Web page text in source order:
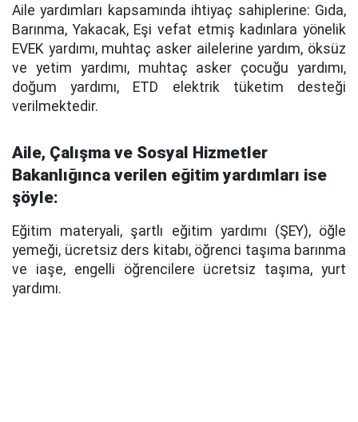
Aile yardımları kapsamında ihtiyaç sahiplerine: Gıda,
Barınma, Yakacak, Eşi vefat etmiş kadınlara yönelik
EVEK yardımı, muhtaç asker ailelerine yardım, öksüz
ve yetim yardımı, muhtaç asker çocuğu yardımı,
doğum yardımı, ETD elektrik tüketim desteği
verilmektedir.
Aile, Çalışma ve Sosyal Hizmetler
Bakanlığınca verilen eğitim yardımları ise
şöyle:
Eğitim materyali, şartlı eğitim yardımı (ŞEY), öğle
yemeği, ücretsiz ders kitabı, öğrenci taşıma barınma
ve iaşe, engelli öğrencilere ücretsiz taşıma, yurt
yardımı.